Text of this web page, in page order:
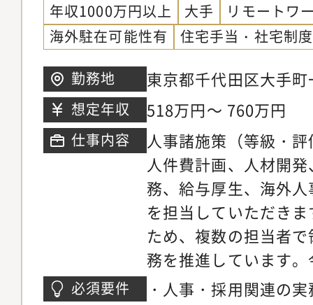
年収1000万円以上 大手
リモートワ
海外駐在可能性有
住宅手当・社宅制
勤務地
東京都千代田区大手
ファーストスクエア
想定年収 518万円～ 760万円
仕事内容
人事諸施策（等級・
人件費計画、人材開
務、給与厚生、海外
を担当していただき
ため、複数の担当者
務を推進しています
用業務のうち主にキ
必須要件
・人事・採用関連の